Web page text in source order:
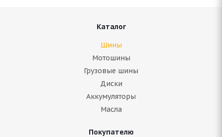
Каталог
Шины
Мотошины
Грузовые шины
Диски
Аккумуляторы
Масла
Покупателю